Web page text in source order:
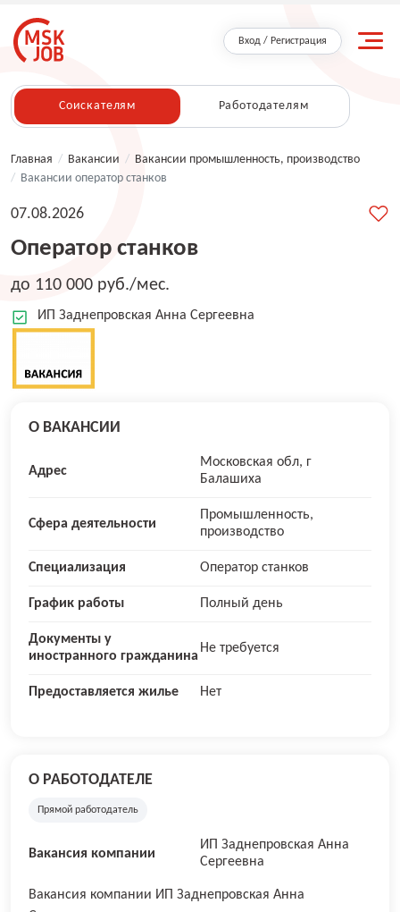
Вход / Регистрация
Соискателям Работодателям
Главная / Вакансии / Вакансии промышленность, производство
/ Вакансии оператор станков
Оператор станков
07.08.2026
до 110 000 руб./мес.
ИП Заднепровская Анна Сергеевна
О ВАКАНСИИ
Адрес
Московская обл, г
Балашиха
Сфера деятельности
Промышленность,
производство
Специализация Оператор станков
График работы Полный день
Документы у
иностранного гражданина
Не требуется
Предоставляется жилье Нет
О РАБОТОДАТЕЛЕ
Прямой работодатель
Вакансия компании
ИП Заднепровская Анна
Сергеевна
Вакансия компании ИП Заднепровская Анна